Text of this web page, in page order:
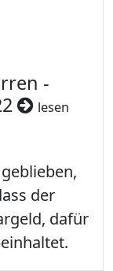
-
lesen
der
dafür